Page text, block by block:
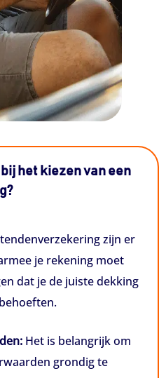
het kiezen van een
zijn er
je rekening moet
dat je de juiste dekking
Het is belangrijk om
grondig te